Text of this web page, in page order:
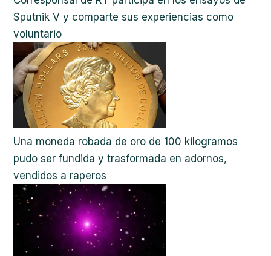
Sputnik V y comparte sus experiencias como
voluntario
Una moneda robada de oro de 100 kilogramos
pudo ser fundida y trasformada en adornos,
vendidos a raperos